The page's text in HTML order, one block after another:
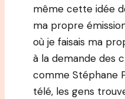
même cette idée
ma propre
où je faisais ma
à la demande des
comme Stéphane
télé, les gens